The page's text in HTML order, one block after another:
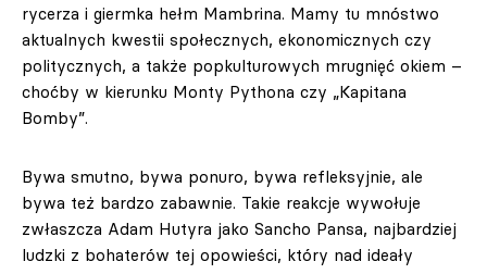
rycerza i giermka hełm Mambrina. Mamy tu mnóstwo
aktualnych kwestii społecznych, ekonomicznych czy
politycznych, a także popkulturowych mrugnięć okiem –
choćby w kierunku Monty Pythona czy „Kapitana
Bomby”.
Bywa smutno, bywa ponuro, bywa refleksyjnie, ale
bywa też bardzo zabawnie. Takie reakcje wywołuje
zwłaszcza Adam Hutyra jako Sancho Pansa, najbardziej
ludzki z bohaterów tej opowieści, który nad ideały